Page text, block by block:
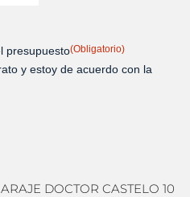
presupuesto(Obligatorio)
y estoy de acuerdo con la
DOCTOR CASTELO 10